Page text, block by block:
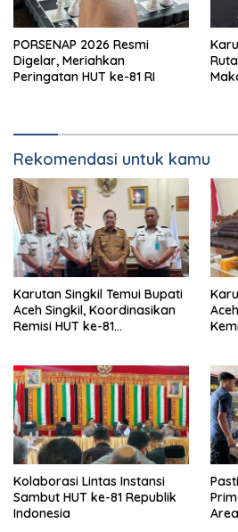
PORSENAP 2026 Resmi
Digelar, Meriahkan
Peringatan HUT ke-81 RI
Rekomendasi untuk kamu
Karutan Singkil Temui Bupati
Aceh Singkil, Koordinasikan
Remisi HUT ke-81
Kolaborasi Lintas Instansi
Sambut HUT ke-81 Republik
Indonesia